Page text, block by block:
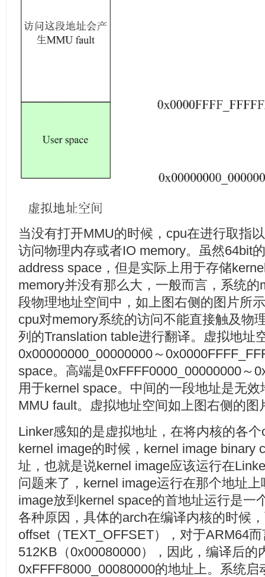
当没有打开MMU的时候，cpu在进行取指
访问物理内存或者IO memory。虽然64bit
address space，但是实际上用于存储
memory并没有那么大，一般而言，系统
段物理地址空间中，如上图右侧的图片所
cpu对memory系统的访问不能直接触及物
列的Translation table进行翻译。虚拟地址
0x00000000_00000000～
space。高端是0xFFFF0000_00000000～
用于kernel space。中间的一段地址是无
MMU fault。虚拟地址空间如上图右侧的图
Linker感知的是虚拟地址，在将内核的各
kernel image的时候，kernel image binary
址，也就是说kernel image应该运行在
问题来了，kernel image运行在那个地址
image放到kernel space的首地址运行是一
各种原因，具体的arch在编译内核的时候
offset（TEXT_OFFSET），对于ARM64
512KB（0x00080000），因此，编译后的
0xFFFF8000_00080000的地址上。系统